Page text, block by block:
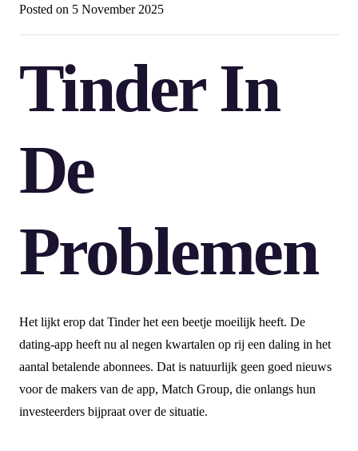
Posted on 5 November 2025
Tinder In
De
Problemen
Het lijkt erop dat Tinder het een beetje moeilijk heeft. De
dating-app heeft nu al negen kwartalen op rij een daling in het
aantal betalende abonnees. Dat is natuurlijk geen goed nieuws
voor de makers van de app, Match Group, die onlangs hun
investeerders bijpraat over de situatie.